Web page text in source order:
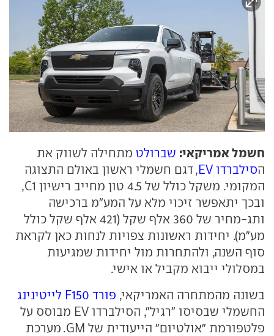
חשמל אמריקאי: שברולט מתחילה לשווק את
הסילברדו EV
, דגם חשמלי ראשון באולם התצוגה
המקומי. משקל כולל של 4.5 טון מחייב רישיון C1,
ובכך יתאפשר זיכוי מלא על המע"מ ברכישה
ותג-מחיר של 360 אלף שקל (421 אלף שקל כולל
מע"מ). יחידות ראשונות צפויות לנחות כאן לקראת
סוף השנה, ולהתחרות מול יחידות שמגיעות
במסלולי ייבוא מקביל או אישי.
בשונה מהמתחרה האמריקאי, פורד F150 לייטינינג
החשמלי שבסיסו "רגיל", הסילברדו EV מבוסס על
פלטפורמת "אולטיום" הייעודית של GM. מערכת